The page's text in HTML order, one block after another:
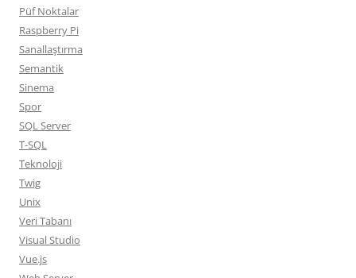
Püf Noktalar
Raspberry Pi
Sanallaştırma
Semantik
Sinema
Spor
SQL Server
T-SQL
Teknoloji
Twig
Unix
Veri Tabanı
Visual Studio
Vue.js